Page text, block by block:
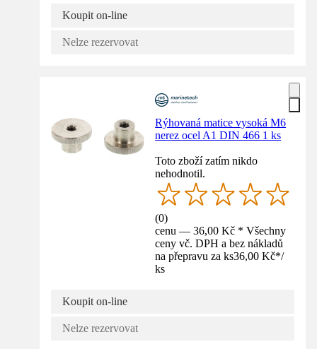
Koupit on-line
Nelze rezervovat
Rýhovaná matice vysoká M6
nerez ocel A1 DIN 466 1 ks
Toto zboží zatím nikdo
nehodnotil.
(0)
cenu — 36,00 Kč * Všechny
ceny vč. DPH a bez nákladů
na přepravu za ks36,00 Kč*/
ks
Koupit on-line
Nelze rezervovat